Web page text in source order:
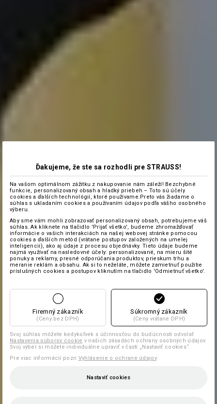
Ďakujeme, že ste sa rozhodli pre STRAUSS!
Na vašom optimálnom zážitku z nakupovanie nám záleží! Bezchybné
funkcie, personalizovaný obsah a hladký priebeh – Toto sú účely
cookies a ďalších technológií, ktoré používame.Preto vás žiadame o
súhlas s ukladaním cookies a používaním údajov podľa vášho osobného
výberu.
Aby sme vám mohli zobrazovať personalizovaný obsah, potrebujeme váš
súhlas. Ak kliknete na tlačidlo 'Prijať všetko', budeme zhromažďovať
informácie o vašich interakciách na našej webovej stránke pomocou
cookies a ďalších metód (vrátane postupov založených na umelej
inteligencii), ako aj údaje z procesu objednávky. Tieto údaje budeme
najmä využívať na nasledovné účely: personalizované, na mieru šité
ponuky a reklamy, presné odporúčania produktov, prieskum trhu a
meranie reklám a obsahu. Ak si to neželáte, môžete zamietnuť použitie
príslušných cookies a postupov kliknutím na tlačidlo 'Odmietnuť všetko'.
Firemný zákazník
(Ceny bez DPH)
Súkromný zákazník
(Ceny vrátane DPH)
Svoj súhlas môžete kedykoľvek s účinnosťou do budúcnosti odvolať
Nastavenia súborov cookie v našich zásadách ochrany osobných údajov.
Svoj výber si môžete individuálne upraviť v časti „Nastaviť cookies“.
Pre viac informácií pozri Vyhlásenie o ochrane údajov.
Nastaviť cookies